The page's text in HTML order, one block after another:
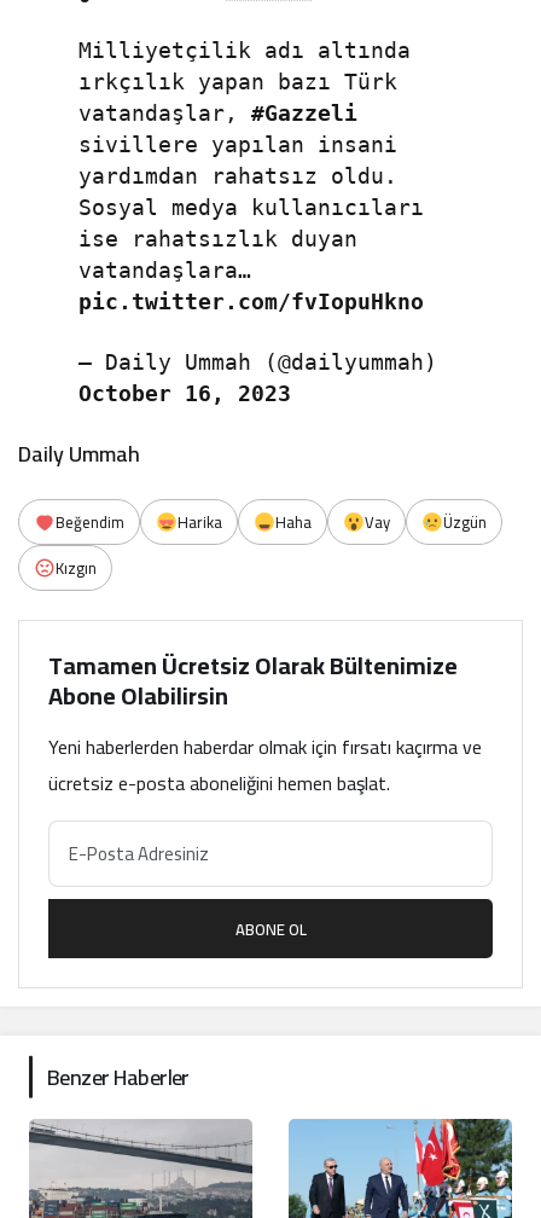
Milliyetçilik adı altında
ırkçılık yapan bazı Türk
vatandaşlar,#Gazzeli
sivillere yapılan insani
yardımdan rahatsız oldu.
Sosyal medya kullanıcıları
ise rahatsızlık duyan
vatandaşlara…
pic.twitter.com/fvIopuHkno
— Daily Ummah (@dailyummah)
October 16, 2023
Daily Ummah
Beğendim Harika Haha Vay
Üzgün
Kızgın
Tamamen Ücretsiz Olarak Bültenimize
Abone Olabilirsin
Yeni haberlerden haberdar olmak için fırsatı kaçırma ve
ücretsiz e-posta aboneliğini hemen başlat.
ABONE OL
Benzer Haberler